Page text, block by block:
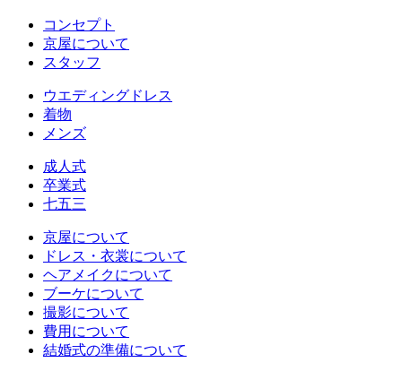
コンセプト
京屋について
スタッフ
ウエディングドレス
着物
メンズ
成人式
卒業式
七五三
京屋について
ドレス・衣裳について
ヘアメイクについて
ブーケについて
撮影について
費用について
結婚式の準備について